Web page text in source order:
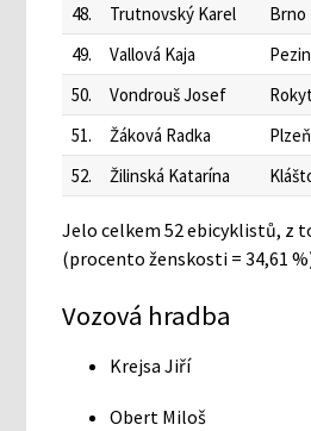
48.
Trutnovský Karel
Brno
49.
Vallová Kaja
50.
Vondrouš Josef
51.
Žáková Radka
Plzeň
52.
Žilinská Katarína
Jelo celkem 52 ebicyklistů, z
(procento ženskosti = 34,61
Vozová hradba
Krejsa Jiří
Obert Miloš